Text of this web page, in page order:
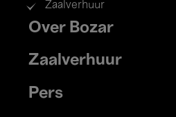
Zaalverhuur
Footer
menu
Over Bozar
Zaalverhuur
Pers